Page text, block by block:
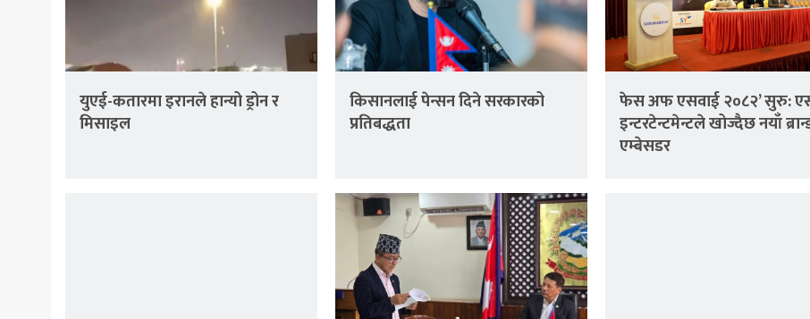
युएई-कतारमा इरानले हान्यो ड्रोन र
मिसाइल
किसानलाई पेन्सन दिने सरकारको
प्रतिबद्धता
फेस अफ एसवाई २०८२’ सुरु:
इन्टरटेन्टमेन्टले खोज्दैछ नयाँ
एम्बेसडर